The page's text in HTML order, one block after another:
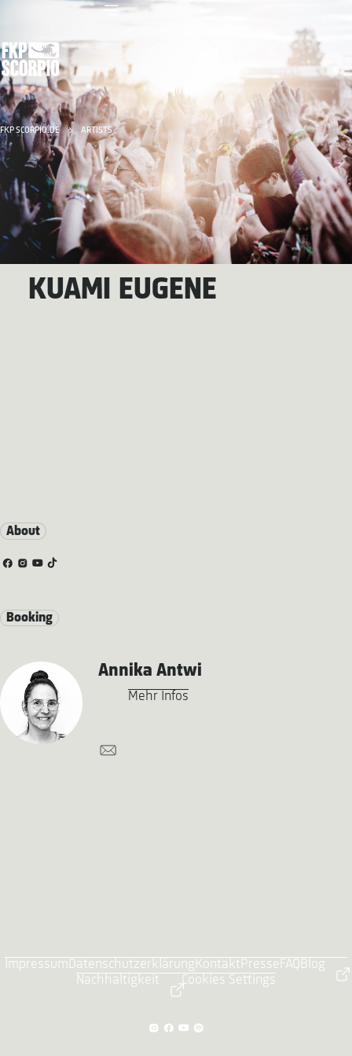
FKP SCORPIO.DE ARTISTS
KUAMI EUGENE
About
Booking
Annika Antwi
Mehr Infos
ImpressumDatenschutzerklärungKontaktPresse FAQBlog
Nachhaltigkeit
Cookies Settings